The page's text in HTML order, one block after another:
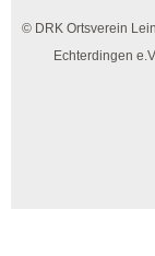
© DRK Ortsverein
Echterdingen